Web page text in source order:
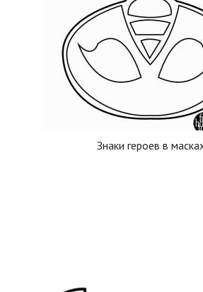
Знаки героев в